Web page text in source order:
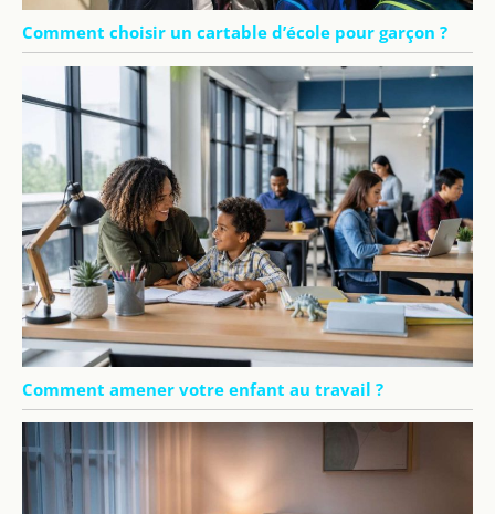
Comment choisir un cartable d’école pour garçon ?
Comment amener votre enfant au travail ?